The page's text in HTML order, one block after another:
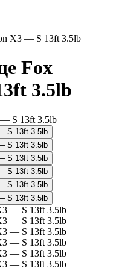
X3 — S 13ft 3.5lb
Fox
3.5lb
S 13ft 3.5lb